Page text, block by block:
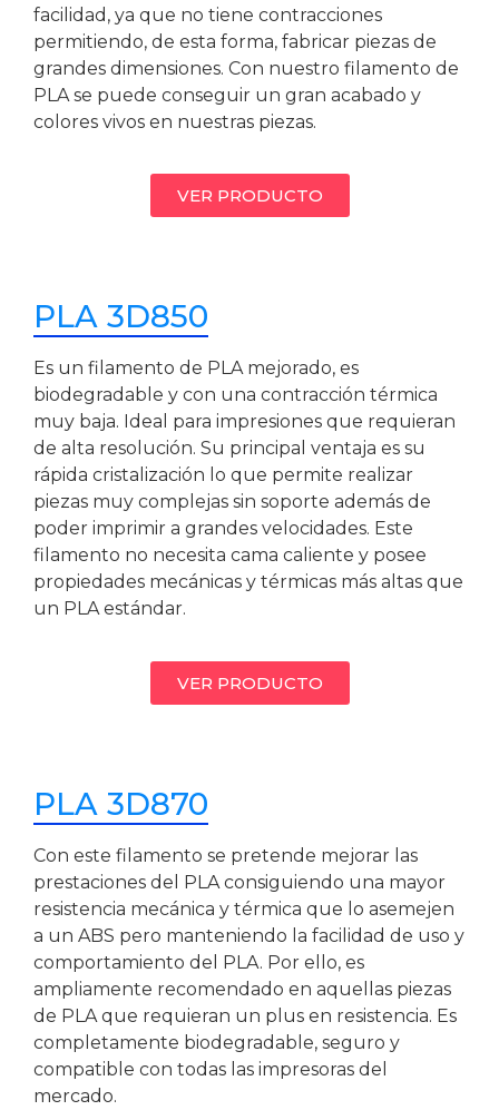
facilidad, ya que no tiene contracciones
permitiendo, de esta forma, fabricar piezas de
grandes dimensiones. Con nuestro filamento de
PLA se puede conseguir un gran acabado y
colores vivos en nuestras piezas.
VER PRODUCTO
PLA 3D850
Es un filamento de PLA mejorado, es
biodegradable y con una contracción térmica
muy baja. Ideal para impresiones que requieran
de alta resolución. Su principal ventaja es su
rápida cristalización lo que permite realizar
piezas muy complejas sin soporte además de
poder imprimir a grandes velocidades. Este
filamento no necesita cama caliente y posee
propiedades mecánicas y térmicas más altas que
un PLA estándar.
VER PRODUCTO
PLA 3D870
Con este filamento se pretende mejorar las
prestaciones del PLA consiguiendo una mayor
resistencia mecánica y térmica que lo asemejen
a un ABS pero manteniendo la facilidad de uso y
comportamiento del PLA. Por ello, es
ampliamente recomendado en aquellas piezas
de PLA que requieran un plus en resistencia. Es
completamente biodegradable, seguro y
compatible con todas las impresoras del
mercado.